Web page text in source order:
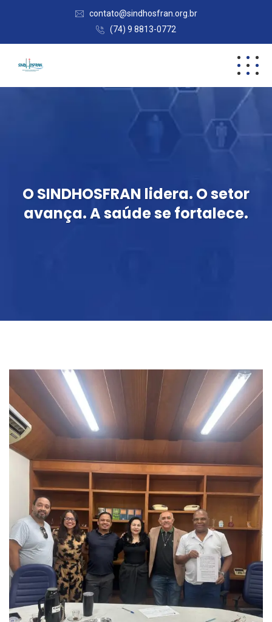
contato@sindhosfran.org.br
(74) 9 8813-0772
O SINDHOSFRAN lidera. O setor
avança. A saúde se fortalece.